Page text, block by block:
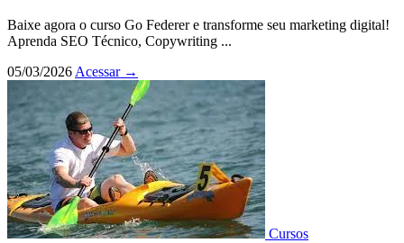
Baixe agora o curso Go Federer e transforme seu marketing digital!
Aprenda SEO Técnico, Copywriting ...
05/03/2026 Acessar →
Cursos